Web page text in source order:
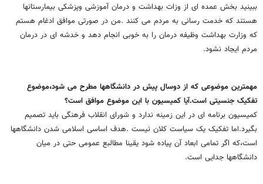
ببینید بخش عمده ای از وزات بهداشت و درمان آموزشی وپزشکی بیمارستانها
هستند که خدمت رسانی به مردم می کنند .من در صورتی موافق ادغام هستم
که وزارت بهداشت وظیفه درمان را به خوبی انجام دهد و خدشه ای در درمان
مردم ایجاد نشود.
مهمترین موضوعی که از دوسال پیش در دانشگاهها مطرح می شود،موضوع
تفکیک جنسیتی است.آیا کمیسیون با این موضوع موافق است؟
کمیسیون برنامه ای در این زمینه ندارد و شورای انقلاب فرهنگی باید تصمیم
بگیرد.اما تفکیک یک سیاست کلان نیست .هدف اساسی اسلامی شدن دانشگاهها
است،که اگر تمامی ابعاد آن پیاده شود یقینا مطالبع عمومی حتی در میان
دانشگاهها جدایی است.